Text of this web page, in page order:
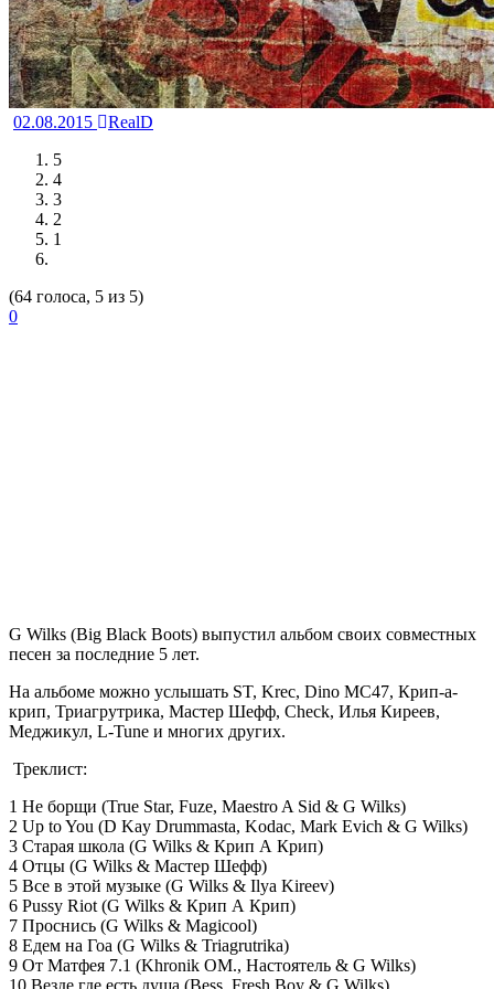
02.08.2015
RealD
5
4
3
2
1
(64 голоса, 5 из 5)
0
G Wilks (Big Black Boots) выпустил альбом своих совместных
песен за последние 5 лет.
На альбоме можно услышать ST, Krec, Dino MC47, Крип-а-
крип, Триагрутрика, Мастер Шефф, Check, Илья Киреев,
Меджикул, L-Tune и многих других.
Треклист:
1 Не борщи (True Star, Fuze, Maestro A Sid & G Wilks)
2 Up to You (D Kay Drummasta, Kodac, Mark Evich & G Wilks)
3 Старая школа (G Wilks & Крип А Крип)
4 Отцы (G Wilks & Мастер Шефф)
5 Все в этой музыке (G Wilks & Ilya Kireev)
6 Pussy Riot (G Wilks & Крип А Крип)
7 Проснись (G Wilks & Magicool)
8 Едем на Гоа (G Wilks & Triagrutrika)
9 От Матфея 7.1 (Khronik OM., Настоятель & G Wilks)
10 Везде где есть душа (Bess, Fresh Boy & G Wilks)